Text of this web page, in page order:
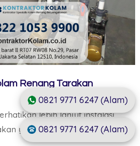
Renang Tarakan
lebih lanjut instalasi
yang…0821 9771 6247 (Alam)
0821 9771 6247 (Alam)